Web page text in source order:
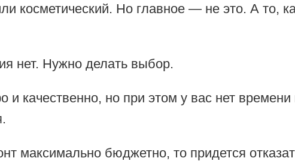
косметический. Но главное — не это. А то,
нет. Нужно делать выбор.
качественно, но при этом у вас нет
максимально бюджетно, то придется